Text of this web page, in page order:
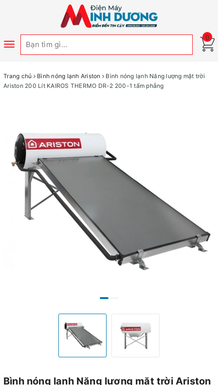
Toggle
0
Trang chủ Bình nóng lạnh Ariston
Bình nóng lạnh Năng lượng mặt trời
Ariston 200 Lít KAIROS THERMO DR-2 200-1 tấm phẳng
Bình nóng lạnh Năng lượng mặt trời Ariston